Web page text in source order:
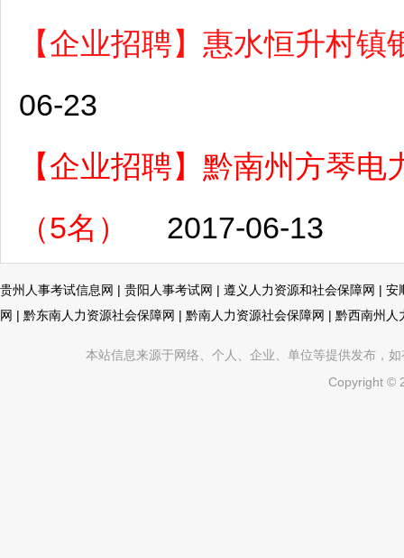
【企业招聘】惠水恒升村
06-23
【企业招聘】黔南州方琴
（5名）
2017-06-13
贵州人事考试信息网 | 贵阳人事考试网 | 遵义人力资源和社会保障网 | 安
网 | 黔东南人力资源社会保障网 | 黔南人力资源社会保障网 | 黔西南州人
本站信息来源于网络、个人、企业、单位等提供发布，
Copyright ©